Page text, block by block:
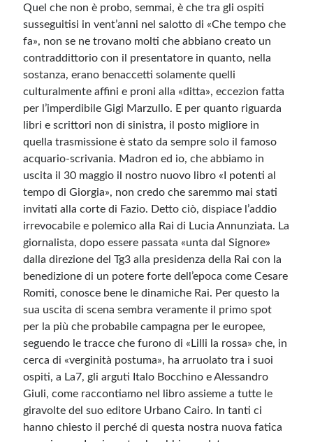
Quel che non è probo, semmai, è che tra gli ospiti
susseguitisi in vent’anni nel salotto di «Che tempo che
fa», non se ne trovano molti che abbiano creato un
contraddittorio con il presentatore in quanto, nella
sostanza, erano benaccetti solamente quelli
culturalmente affini e proni alla «ditta», eccezion fatta
per l’imperdibile Gigi Marzullo. E per quanto riguarda
libri e scrittori non di sinistra, il posto migliore in
quella trasmissione è stato da sempre solo il famoso
acquario-scrivania. Madron ed io, che abbiamo in
uscita il 30 maggio il nostro nuovo libro «I potenti al
tempo di Giorgia», non credo che saremmo mai stati
invitati alla corte di Fazio. Detto ciò, dispiace l’addio
irrevocabile e polemico alla Rai di Lucia Annunziata. La
giornalista, dopo essere passata «unta dal Signore»
dalla direzione del Tg3 alla presidenza della Rai con la
benedizione di un potere forte dell’epoca come Cesare
Romiti, conosce bene le dinamiche Rai. Per questo la
sua uscita di scena sembra veramente il primo spot
per la più che probabile campagna per le europee,
seguendo le tracce che furono di «Lilli la rossa» che, in
cerca di «verginità postuma», ha arruolato tra i suoi
ospiti, a La7, gli arguti Italo Bocchino e Alessandro
Giuli, come raccontiamo nel libro assieme a tutte le
giravolte del suo editore Urbano Cairo. In tanti ci
hanno chiesto il perché di questa nostra nuova fatica